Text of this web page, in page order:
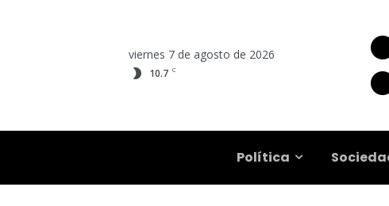
viernes 7 de agosto de 2026
10.7 C
Política